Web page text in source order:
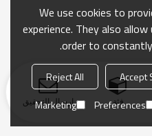
فئة ارسال التحقيق
We use cookies to
experience. They also
order to
Accept
Reject All
Preferences
Marketing